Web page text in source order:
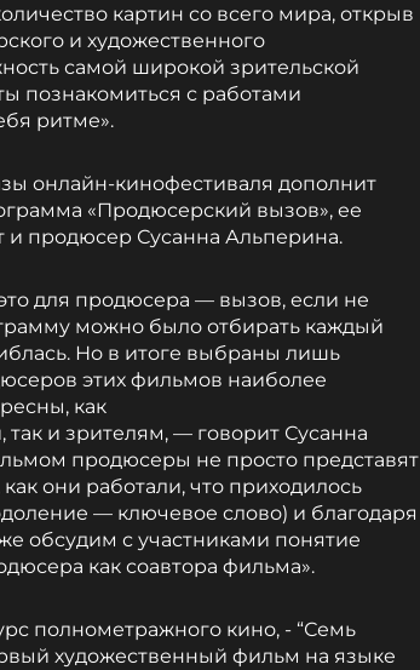
картин со всего мира, открыв
и художественного
самой широкой зрительской
познакомиться с работами
ритме».
онлайн-кинофестиваля дополнит
«Продюсерский вызов», ее
и продюсер Сусанна Альперина.
для продюсера — вызов, если не
можно было отбирать каждый
Но в итоге выбраны лишь
этих фильмов наиболее
как
и зрителям, — говорит Сусанна
продюсеры не просто представят
они работали, что приходилось
— ключевое слово) и благодаря
обсудим с участниками понятие
как соавтора фильма».
полнометражного кино, - “Семь
художественный фильм на языке